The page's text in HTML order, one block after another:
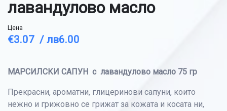
лавандулово масло
Цена
€3.07 / лв6.00
МАРСИЛСКИ САПУН с лавандулово масло 75 гр
Прекрасни, ароматни, глицеринови сапуни, които
нежно и грижовно се грижат за кожата и косата ни,